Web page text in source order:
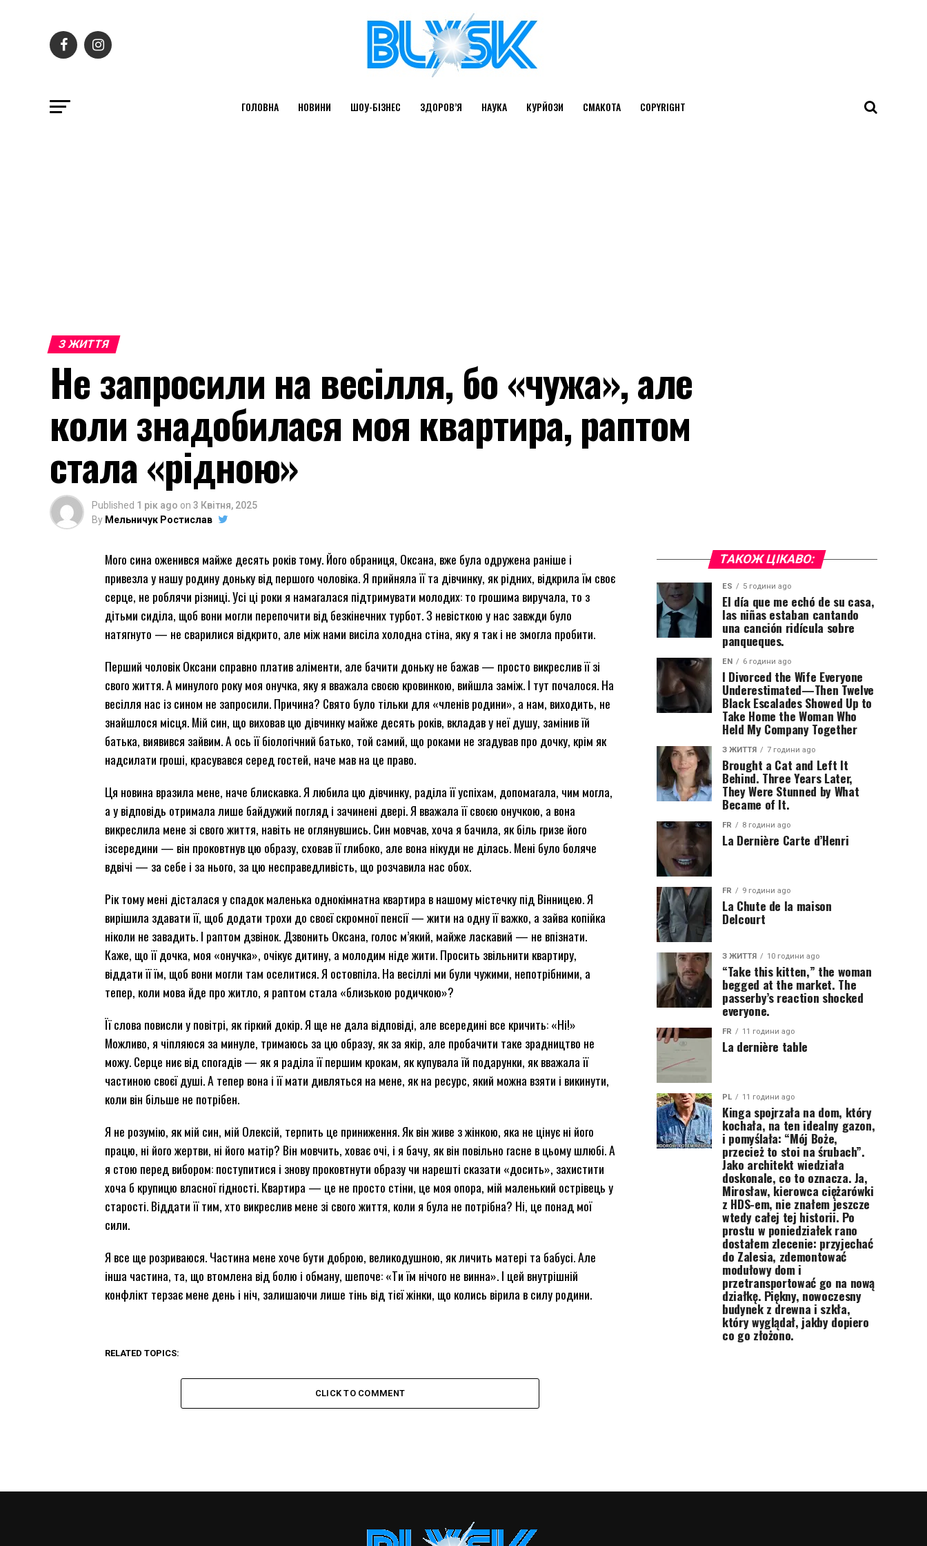
ГОЛОВНА НОВИНИ ШОУ-БІЗНЕС ЗДОРОВ’Я НАУКА КУРЙОЗИ СМАКОТА COPYRIGHT
З ЖИТТЯ
Не запросили на весілля, бо «чужа», але
коли знадобилася моя квартира, раптом
стала «рідною»
Published 1 рік ago on 3 Квітня, 2025
By Мельничук Ростислав
Мого сина оженився майже десять років тому. Його обраниця, Оксана, вже була одружена раніше і
привезла у нашу родину доньку від першого чоловіка. Я прийняла її та дівчинку, як рідних, відкрила їм своє
серце, не роблячи різниці. Усі ці роки я намагалася підтримувати молодих: то грошима виручала, то з
дітьми сиділа, щоб вони могли перепочити від безкінечних турбот. З невісткою у нас завжди було
натягнуто — не сварилися відкрито, але між нами висіла холодна стіна, яку я так і не змогла пробити.
Перший чоловік Оксани справно платив аліменти, але бачити доньку не бажав — просто викреслив її зі
свого життя. А минулого року моя онучка, яку я вважала своєю кровинкою, вийшла заміж. І тут почалося. На
весілля нас із сином не запросили. Причина? Свято було тільки для «членів родини», а нам, виходить, не
знайшлося місця. Мій син, що виховав цю дівчинку майже десять років, вкладав у неї душу, замінив їй
батька, виявився зайвим. А ось її біологічний батько, той самий, що роками не згадував про дочку, крім як
надсилати гроші, красувався серед гостей, наче мав на це право.
Ця новина вразила мене, наче блискавка. Я любила цю дівчинку, раділа її успіхам, допомагала, чим могла,
а у відповідь отримала лише байдужий погляд і зачинені двері. Я вважала її своєю онучкою, а вона
викреслила мене зі свого життя, навіть не оглянувшись. Син мовчав, хоча я бачила, як біль гризе його
ізсередини — він проковтнув цю образу, сховав її глибоко, але вона нікуди не ділась. Мені було боляче
вдвічі — за себе і за нього, за цю несправедливість, що розчавила нас обох.
Рік тому мені дісталася у спадок маленька однокімнатна квартира в нашому містечку під Вінницею. Я
вирішила здавати її, щоб додати трохи до своєї скромної пенсії — жити на одну її важко, а зайва копійка
ніколи не завадить. І раптом дзвінок. Дзвонить Оксана, голос м’який, майже ласкавий — не впізнати.
Каже, що її дочка, моя «онучка», очікує дитину, а молодим ніде жити. Просить звільнити квартиру,
віддати її їм, щоб вони могли там оселитися. Я остовпіла. На весіллі ми були чужими, непотрібними, а
тепер, коли мова йде про житло, я раптом стала «близькою родичкою»?
Її слова повисли у повітрі, як гіркий докір. Я ще не дала відповіді, але всередині все кричить: «Ні!»
Можливо, я чіпляюся за минуле, тримаюсь за цю образу, як за якір, але пробачити таке зрадництво не
можу. Серце ниє від спогадів — як я раділа її першим крокам, як купувала їй подарунки, як вважала її
частиною своєї душі. А тепер вона і її мати дивляться на мене, як на ресурс, який можна взяти і викинути,
коли він більше не потрібен.
Я не розумію, як мій син, мій Олексій, терпить це приниження. Як він живе з жінкою, яка не цінує ні його
працю, ні його жертви, ні його матір? Він мовчить, ховає очі, і я бачу, як він повільно гасне в цьому шлюбі. А
я стою перед вибором: поступитися і знову проковтнути образу чи нарешті сказати «досить», захистити
хоча б крупицю власної гідності. Квартира — це не просто стіни, це моя опора, мій маленький острівець у
старості. Віддати її тим, хто викреслив мене зі свого життя, коли я була не потрібна? Ні, це понад мої
сили.
Я все ще розриваюся. Частина мене хоче бути доброю, великодушною, як личить матері та бабусі. Але
інша частина, та, що втомлена від болю і обману, шепоче: «Ти їм нічого не винна». І цей внутрішній
конфлікт терзає мене день і ніч, залишаючи лише тінь від тієї жінки, що колись вірила в силу родини.
RELATED TOPICS:
CLICK TO COMMENT
ТАКОЖ ЦІКАВО:
ES 5 години ago
El día que me echó de su casa,
las niñas estaban cantando
una canción ridícula sobre
panqueques.
EN 6 години ago
I Divorced the Wife Everyone
Underestimated—Then Twelve
Black Escalades Showed Up to
Take Home the Woman Who
Held My Company Together
З ЖИТТЯ 7 години ago
Brought a Cat and Left It
Behind. Three Years Later,
They Were Stunned by What
Became of It.
FR 8 години ago
La Dernière Carte d’Henri
FR 9 години ago
La Chute de la maison
Delcourt
З ЖИТТЯ 10 години ago
“Take this kitten,” the woman
begged at the market. The
passerby’s reaction shocked
everyone.
FR 11 години ago
La dernière table
PL 11 години ago
Kinga spojrzała na dom, który
kochała, na ten idealny gazon,
i pomyślała: “Mój Boże,
przecież to stoi na śrubach”.
Jako architekt wiedziała
doskonale, co to oznacza. Ja,
Mirosław, kierowca ciężarówki
z HDS-em, nie znałem jeszcze
wtedy całej tej historii. Po
prostu w poniedziałek rano
dostałem zlecenie: przyjechać
do Zalesia, zdemontować
modułowy dom i
przetransportować go na nową
działkę. Piękny, nowoczesny
budynek z drewna i szkła,
który wyglądał, jakby dopiero
co go złożono.